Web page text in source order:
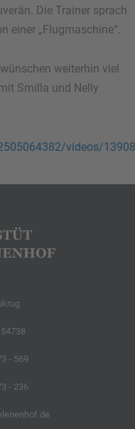
Die Trainer sprach
einer „Flugmaschine“.
weiterhin viel
Smilla und Nelly
videos/
- 569
- 236